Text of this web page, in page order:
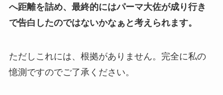
へ距離を詰め、最終的にはパーマ大佐が成り行き
で告白したのではないかなぁと考えられます。
ただしこれには、根拠がありません。完全に私の
憶測ですのでご了承ください。